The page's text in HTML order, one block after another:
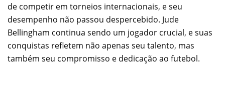
de competir em torneios internacionais, e seu
desempenho não passou despercebido. Jude
Bellingham continua sendo um jogador crucial, e suas
conquistas refletem não apenas seu talento, mas
também seu compromisso e dedicação ao futebol.